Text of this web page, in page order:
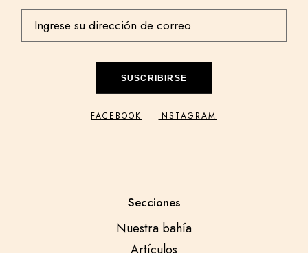
SUSCRIBIRSE
FACEBOOK INSTAGRAM
Secciones
Nuestra bahía